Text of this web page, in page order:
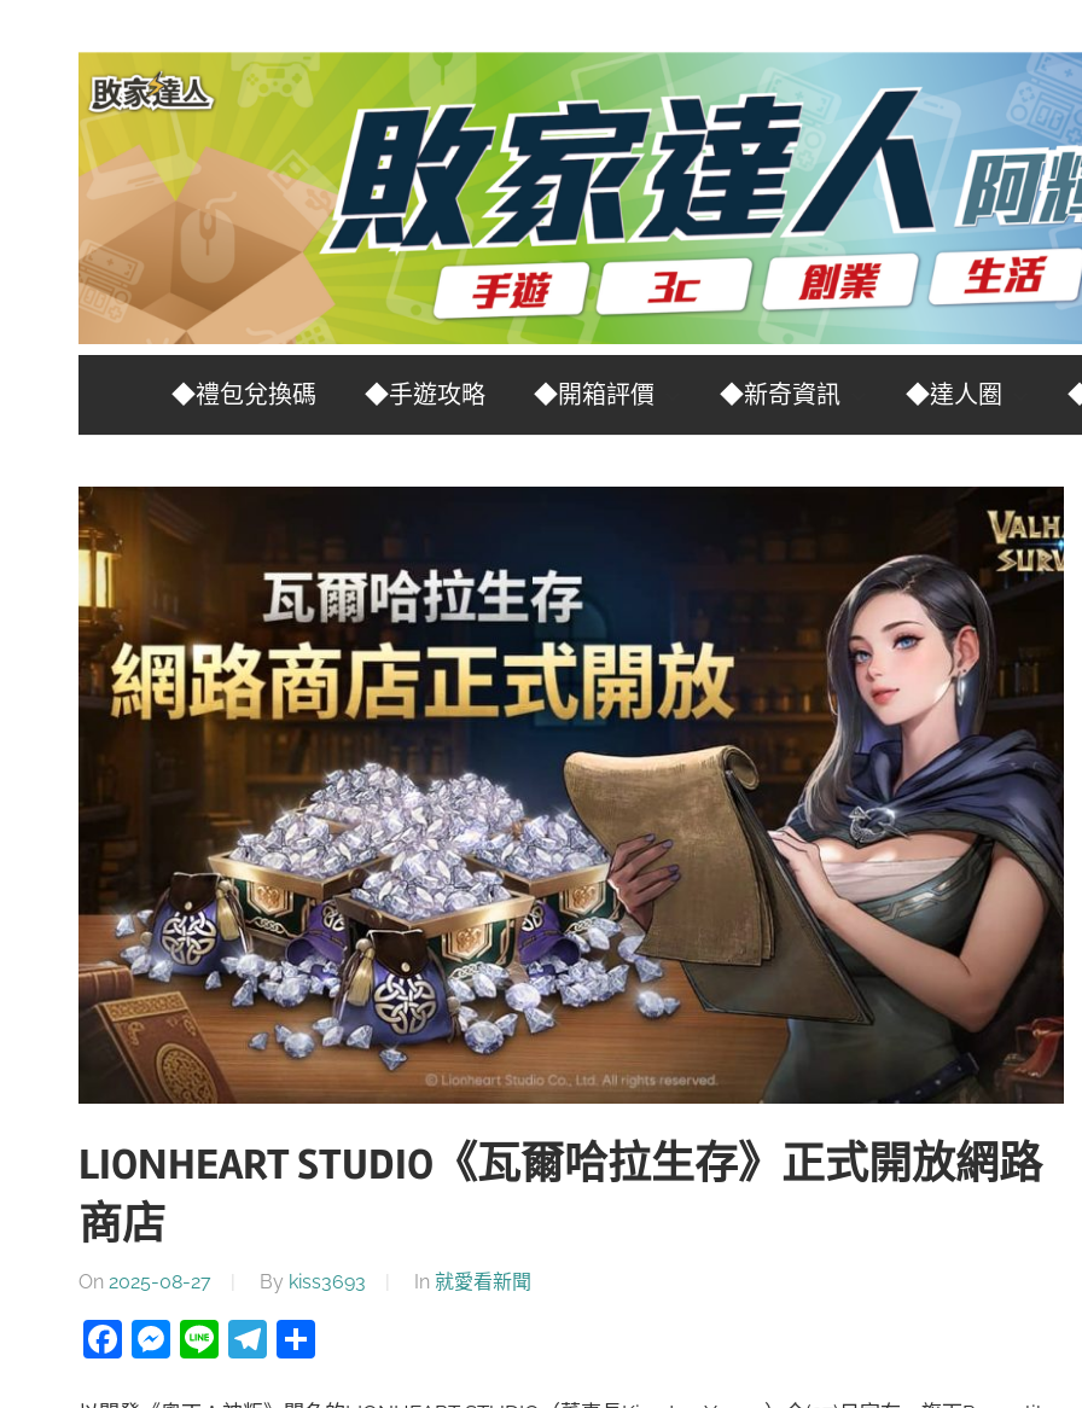
家
達
人
推
薦
No.1
戲
科
自
媒
體。
◆禮包兌換碼 ◆手遊攻略 ◆開箱評價 ◆新奇資訊 ◆達人圈
LIONHEART STUDIO《瓦爾哈拉生存》正式開放網路
商店
On 2025-08-27 By kiss3693 In 就愛看新聞
Facebook
Messenger
LineTelegram
分